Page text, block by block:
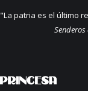
"La patria es el último